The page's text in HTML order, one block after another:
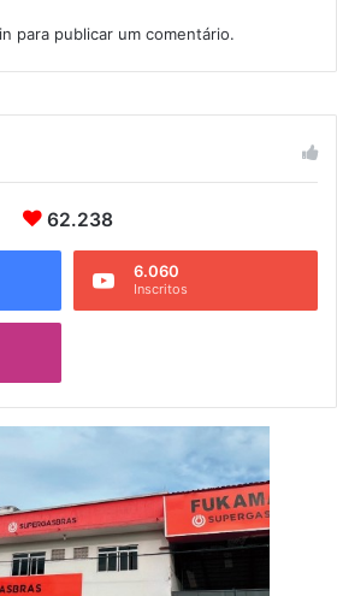
para publicar um comentário.
62.238
6.060
Inscritos